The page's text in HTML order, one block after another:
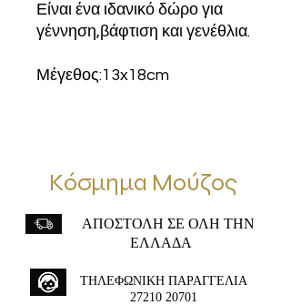
Είναι ένα ιδανικό δώρο για
γέννηση,βάφτιση και γενέθλια.
Μέγεθος:13x18cm
Κόσμημα Μούζος
ΑΠΟΣΤΟΛΗ ΣΕ ΟΛΗ ΤΗΝ
ΕΛΛΑΔΑ
ΤΗΛΕΦΩΝΙΚΗ ΠΑΡΑΓΓΕΛΙΑ
27210 20701